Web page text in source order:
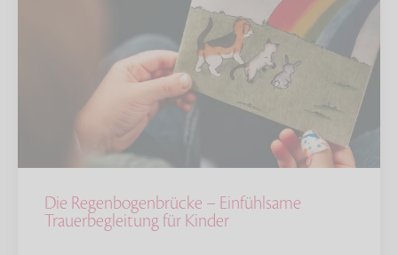
Die Regenbogenbrücke – Einfühlsame
Trauerbegleitung für Kinder